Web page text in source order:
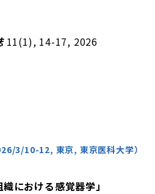
11(1), 14-17, 2026
3/10-12, 東京, 東京医科大学）
における感覚器学」